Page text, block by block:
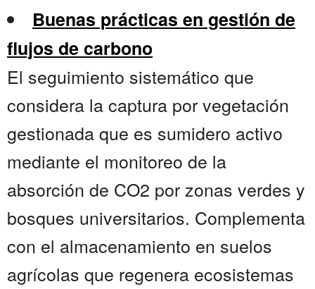
Buenas prácticas en gestión de
flujos de carbono
El seguimiento sistemático que
considera la captura por vegetación
gestionada que es sumidero activo
mediante el monitoreo de la
absorción de CO2 por zonas verdes y
bosques universitarios. Complementa
con el almacenamiento en suelos
agrícolas que regenera ecosistemas